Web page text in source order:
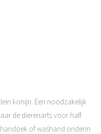
konijn. Een noodzakelijk
de dierenarts voor half
of washand onderin